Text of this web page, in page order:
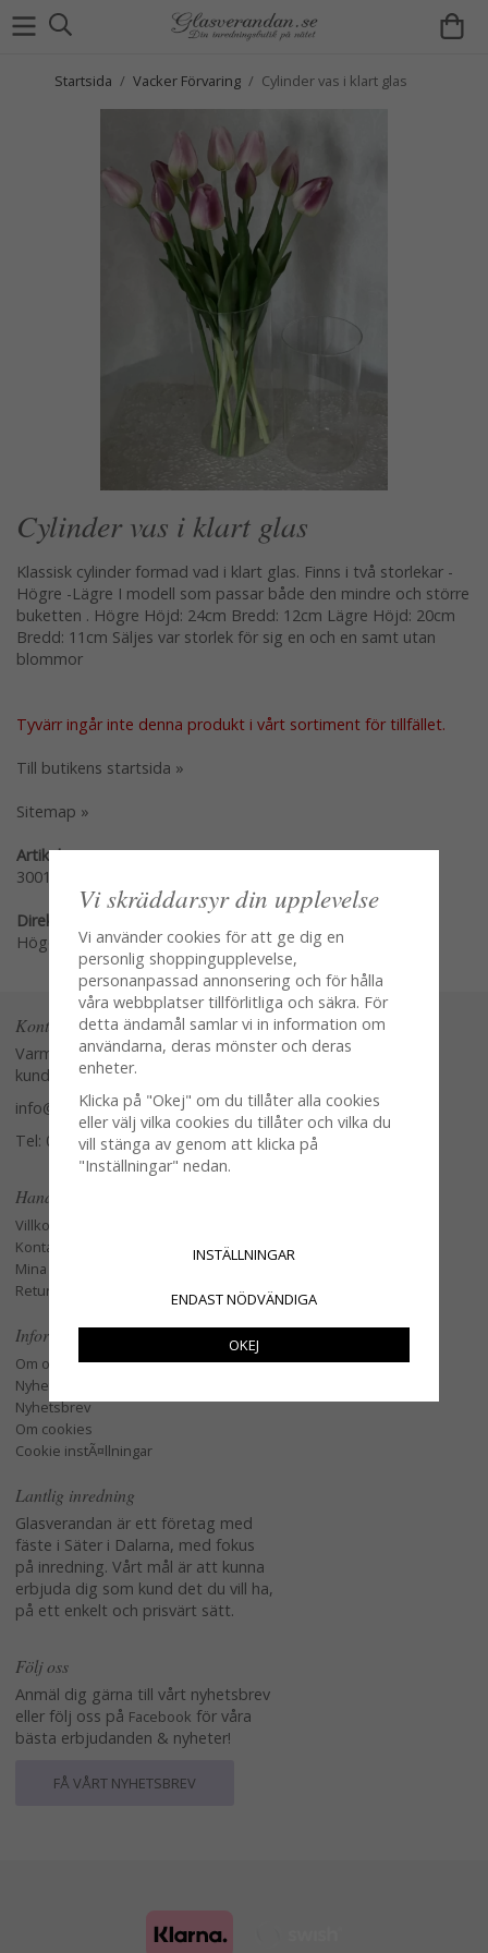
Startsida / Vacker Förvaring / Cylinder vas i klart glas
Cylinder vas i klart glas
Klassisk cylinder formad vad i klart glas. Finns i två storlekar -
Högre -Lägre I modell som passar både den mindre och större
buketten . Högre Höjd: 24cm Bredd: 12cm Lägre Höjd: 20cm
Bredd: 11cm Säljes var storlek för sig en och en samt utan
blommor
Tyvärr ingår inte denna produkt i vårt sortiment för tillfället.
Till butikens startsida »
Sitemap »
Artikelnummer:
30012022-L
Direktlänk:
Högerklicka och kopiera adressen
Kontakta oss
Varmt välkommen att kontakta vår
kundtjänst.
info@glasverandan.se
Tel: 079-3495968
Handla
Villkor
Kontakta oss
Mina favoriter
Retur och Reklamation
Information
Om oss
Nyheter
Nyhetsbrev
Om cookies
Cookie instÃ¤llningar
Lantlig inredning
Glasverandan är ett företag med
fäste i Säter i Dalarna, med fokus
på inredning. Vårt mål är att kunna
erbjuda dig som kund det du vill ha,
på ett enkelt och prisvärt sätt.
Följ oss
Anmäl dig gärna till vårt nyhetsbrev
eller följ oss på Facebook för våra
bästa erbjudanden & nyheter!
FÅ VÅRT NYHETSBREV
Vi skräddarsyr din upplevelse
Vi använder cookies för att ge dig en
personlig shoppingupplevelse,
personanpassad annonsering och för hålla
våra webbplatser tillförlitliga och säkra. För
detta ändamål samlar vi in information om
användarna, deras mönster och deras
enheter.
Klicka på "Okej" om du tillåter alla cookies
eller välj vilka cookies du tillåter och vilka du
vill stänga av genom att klicka på
"Inställningar" nedan.
INSTÄLLNINGAR
ENDAST NÖDVÄNDIGA
OKEJ